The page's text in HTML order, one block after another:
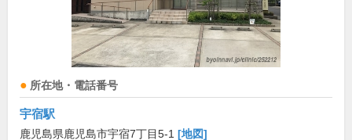
所在地・電話番号
宇宿駅
鹿児島県鹿児島市宇宿7丁目5-1 [地図]